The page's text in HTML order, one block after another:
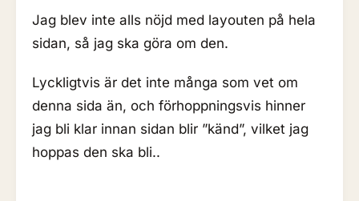
Jag blev inte alls nöjd med layouten på hela
sidan, så jag ska göra om den.
Lyckligtvis är det inte många som vet om
denna sida än, och förhoppningsvis hinner
jag bli klar innan sidan blir ”känd”, vilket jag
hoppas den ska bli..